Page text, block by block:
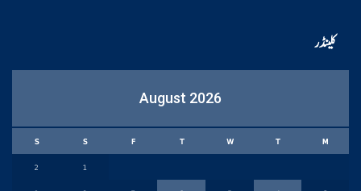
کلینڈر
August 2026
M
T
W
T
F
S
S
1
2